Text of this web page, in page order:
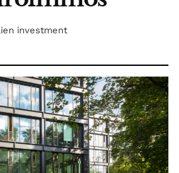
investment